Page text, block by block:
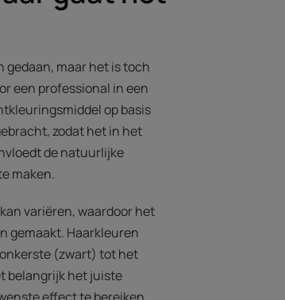
maar het is toch
een professional in een
op basis
zodat het in het
de natuurlijke
maken.
variëren, waardoor het
gemaakt. Haarkleuren
(zwart) tot het
belangrijk het juiste